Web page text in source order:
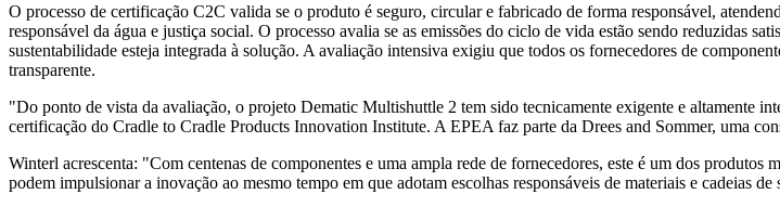
O processo de certificação C2C valida se o produto é seguro, circular e fabricado de forma responsável,
responsável da água e justiça social. O processo avalia se as emissões do ciclo de vida estão sendo reduzidas
sustentabilidade esteja integrada à solução. A avaliação intensiva exigiu que todos os fornecedores de
transparente.
"Do ponto de vista da avaliação, o projeto Dematic Multishuttle 2 tem sido tecnicamente exigente e altamente
certificação do Cradle to Cradle Products Innovation Institute. A EPEA faz parte da Drees and Sommer, uma
Winterl acrescenta: "Com centenas de componentes e uma ampla rede de fornecedores, este é um dos
podem impulsionar a inovação ao mesmo tempo em que adotam escolhas responsáveis de materiais e cadeias de